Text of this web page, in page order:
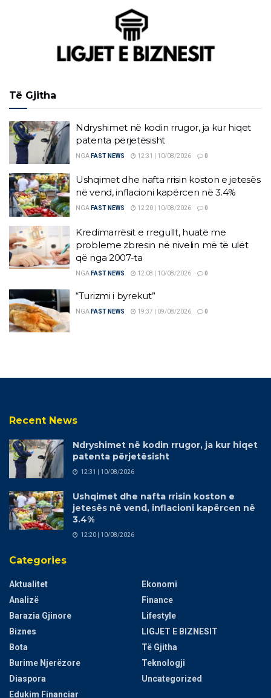
Të Gjitha
Ndryshimet në kodin rrugor, ja kur hiqet
patenta përjetësisht
NGA FAST NEWS 12:31 | 10/08/2026 0
Ushqimet dhe nafta rrisin koston e jetesës
në vend, inflacioni kapërcen në 3.4%
NGA FAST NEWS 12:20 | 10/08/2026 0
Kredimarrësit e rregullt, huatë me
probleme zbresin në nivelin më të ulët
që nga 2007-ta
NGA FAST NEWS 12:08 | 10/08/2026 0
“Turizmi i byrekut”
NGA FAST NEWS 19:37 | 09/08/2026 0
Recent News
Ndryshimet në kodin rrugor, ja kur hiqet
patenta përjetësisht
12:31 | 10/08/2026
Ushqimet dhe nafta rrisin koston e
jetesës në vend, inflacioni kapërcen në
3.4%
12:20 | 10/08/2026
Categories
Aktualitet
Analizë
Barazia Gjinore
Biznes
Bota
Burime Njerëzore
Diaspora
Edukim Financiar
Ekonomi
Finance
Lifestyle
LIGJET E BIZNESIT
Të Gjitha
Teknologji
Uncategorized